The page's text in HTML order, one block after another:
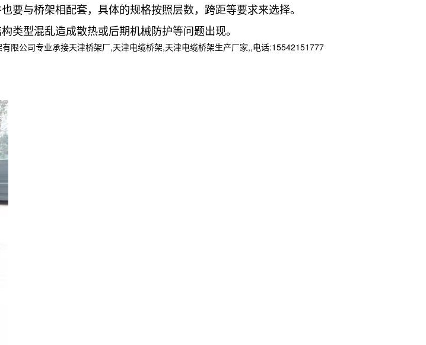
与桥架相配套，具体的规格按照层数，跨距等要求来选择。
型混乱造成散热或后期机械防护等问题出现。
限公司专业承接天津桥架厂,天津电缆桥架,天津电缆桥架生产厂家,,电话:15542151777